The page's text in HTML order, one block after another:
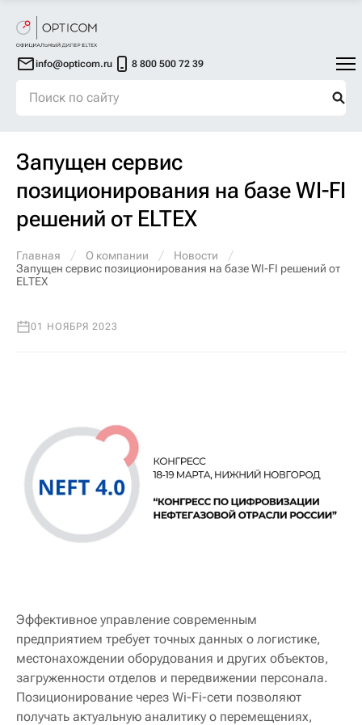
info@opticom.ru 8 800 500 72 39
Запущен сервис
позиционирования на базе WI-FI
решений от ELTEX
Главная О компании
Новости
Запущен сервис позиционирования на базе WI-FI решений от
ELTEX
01 НОЯБРЯ 2023
Эффективное управление современным
предприятием требует точных данных о логистике,
местонахождении оборудования и других объектов,
загруженности отделов и передвижении персонала.
Позиционирование через Wi-Fi-сети позволяют
получать актуальную аналитику о перемещениях,